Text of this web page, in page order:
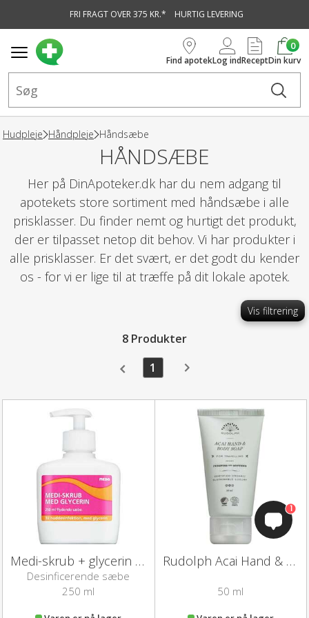
FRI FRAGT OVER 375 KR.* HURTIG LEVERING
Find apotekLog indRecept
0
Din kurv
Hudpleje Håndpleje Håndsæbe
HÅNDSÆBE
Her på DinApoteker.dk har du nem adgang til
apotekets store sortiment med håndsæbe i alle
prisklasser. Du finder nemt og hurtigt det produkt,
der er tilpasset netop dit behov. Vi har produkter i
alle prisklasser. Er det svært, er det godt du kender
os - for vi er lige til at træffe på dit lokale apotek.
Vis filtrering
8 Produkter
1
Medi-skrub + glycerin (250 ml)
Desinficerende sæbe
250 ml
Rudolph Acai Hand & Body Soap
50 ml
1